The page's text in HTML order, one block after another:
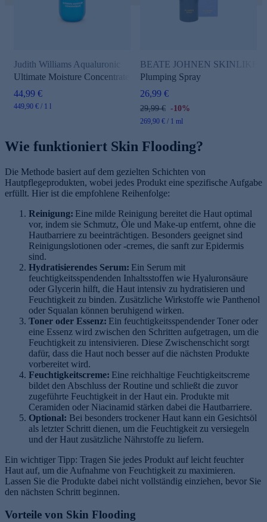
Judith Williams Aqualuronic
Ultimate Moisture Concentrate
44,99 €
449,90 € / 1 l
BEATE JOHNEN SKINLIKE
Plumping Spray
26,99 €
29,99 € -10%
269,90 € / 1 ml
Wie funktioniert Skin Flooding?
Die Methode basiert auf dem gezielten Schichten von
Hautpflegeprodukten, wobei jedes Produkt eine spezifische Aufgabe
erfüllt. Hier ist die empfohlene Reihenfolge:
Reinigung: Eine milde Reinigung bereitet die Haut optimal
vor, indem sie Schmutz, Öle und Make-up entfernt, ohne die
Hautbarriere zu beeinträchtigen. Besonders geeignet sind
Reinigungslotionen oder -cremes, die sanft zur Epidermis
sind.
Hydratisierendes Serum: Ein Serum mit
feuchtigkeitsspendenden Inhaltsstoffen wie Hyaluronsäure
oder Glycerin hilft, die Haut intensiv zu hydratisieren und
Feuchtigkeit zu binden. Zusätzliche Wirkstoffe wie Panthenol
oder Squalan können beruhigend wirken.
Toner oder Essenz: Ein feuchtigkeitsspendender Toner oder
eine Essenz wird zwischen den Schritten aufgetragen, um die
Feuchtigkeit zu intensivieren. Diese Zwischenschicht sorgt
dafür, dass die Haut noch besser auf die nächsten Produkte
vorbereitet wird.
Feuchtigkeitscreme: Eine reichhaltige Feuchtigkeitscreme
bildet den Abschluss der Routine und schließt die zuvor
zugeführte Feuchtigkeit in der Haut ein. Produkte mit
Ceramiden oder Niacinamid stärken dabei die Hautbarriere.
Optional: Bei besonders trockener Haut kann ein Gesichtsöl
als letzter Schritt dienen, um die Feuchtigkeit zu versiegeln
und der Haut zusätzliche Nährstoffe zu liefern.
Ein wichtiger Tipp: Tragen Sie jedes Produkt auf leicht feuchter
Haut auf, um die Aufnahme von Feuchtigkeit zu maximieren.
Lassen Sie die Produkte dabei nicht vollständig einziehen, bevor Sie
den nächsten Schritt beginnen.
Vorteile von Skin Flooding